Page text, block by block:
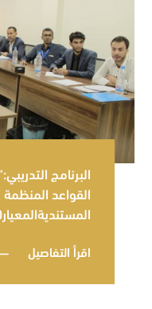
البرنامج
القواعد المنظمة
المستنديةالمعيارUCP600
اقرأ التفاصيل